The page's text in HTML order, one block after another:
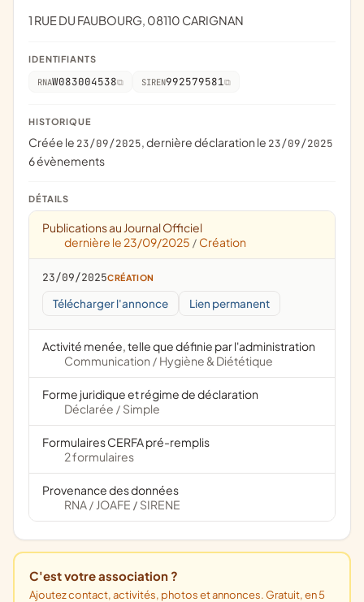
1 RUE DU FAUBOURG, 08110 CARIGNAN
IDENTIFIANTS
RNAW083004538 SIREN992579581
HISTORIQUE
Créée le 23/09/2025, dernière déclaration le 23/09/2025
6 évènements
DÉTAILS
Publications au Journal Officiel
dernière le 23/09/2025 / Création
23/09/2025CRÉATION
Télécharger l'annonce Lien permanent
Activité menée, telle que définie par l'administration
Communication / Hygiène & Diététique
Forme juridique et régime de déclaration
Déclarée / Simple
Formulaires CERFA pré-remplis
2 formulaires
Provenance des données
RNA / JOAFE / SIRENE
C'est votre association ?
Ajoutez contact, activités, photos et annonces. Gratuit, en 5